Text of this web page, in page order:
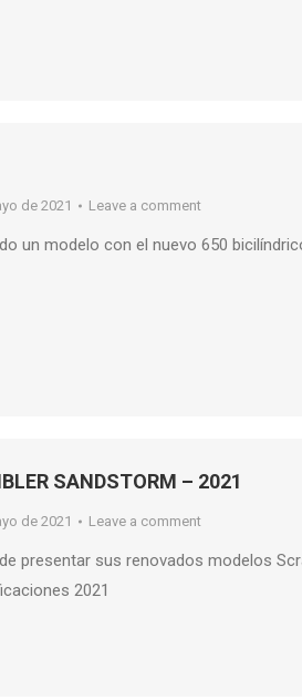
de 2021 Leave a comment
un modelo con el nuevo 650
SANDSTORM – 2021
de 2021 Leave a comment
presentar sus renovados modelos
2021